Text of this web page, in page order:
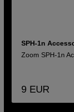
SPH-1n
Zoom SPH-1n
9 EUR